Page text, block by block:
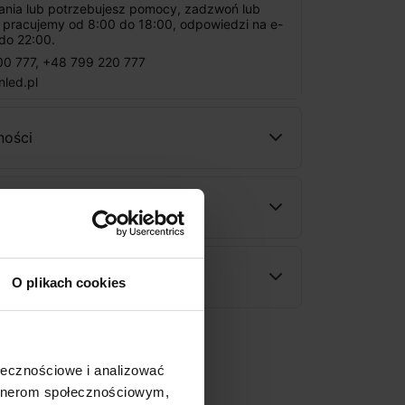
O plikach cookies
i analizować
społecznościowym,
lub potrzebujesz pomocy, zadzwoń lub
pracujemy od 8:00 do 18:00, odpowiedzi na e-
22:00.
777, +48 799 220 777